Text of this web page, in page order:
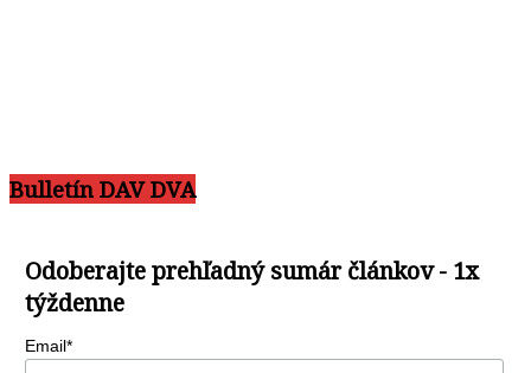
Bulletín DAV DVA
Odoberajte prehľadný sumár článkov - 1x
týždenne
Email*